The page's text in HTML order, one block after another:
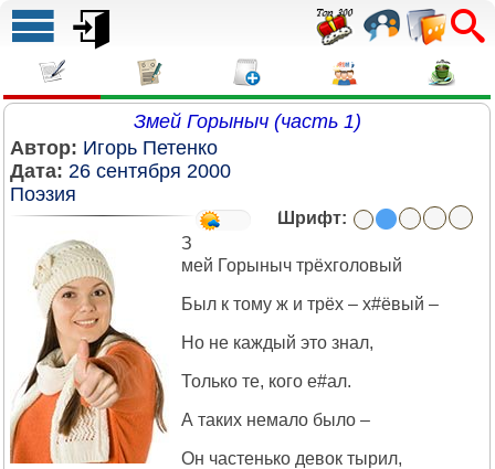
Змей Горыныч (часть 1)
Автор: Игорь Петенко
Дата: 26 сентября 2000
Поэзия
Шрифт:
З
мей Горыныч трёхголовый
Был к тому ж и трёх – х#ёвый –
Но не каждый это знал,
Только те, кого е#ал.
А таких немало было –
Он частенько девок тырил,